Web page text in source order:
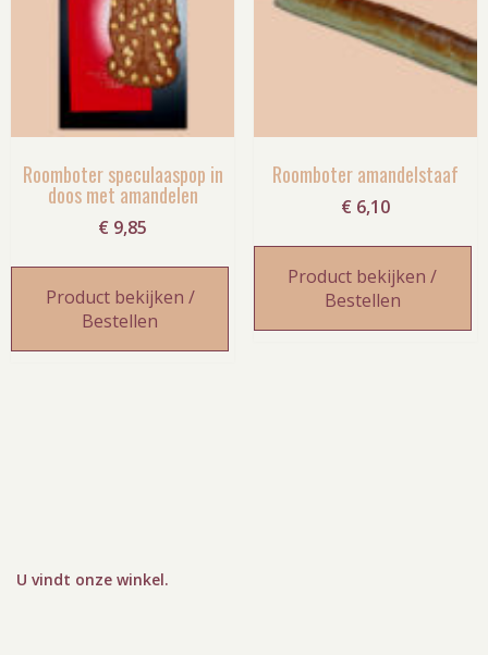
Roomboter speculaaspop in
doos met amandelen
€ 9,85
Product bekijken /
Bestellen
Roomboter amandelstaaf
€ 6,10
Product bekijken /
Bestellen
U vindt onze winkel.